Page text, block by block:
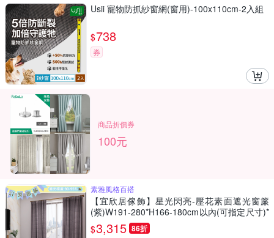
Usii 寵物防抓紗窗網(窗用)-100x110cm-2入組
$738
券
商品折價券
100元
素雅風格百搭
【宜欣居傢飾】星光閃亮-壓花素面遮光窗簾
(紫)W191-280*H166-180cm以內(可指定尺寸)*
2片/遮光/摺景/半腰/窗簾/台灣製MIT
$3,315 86折